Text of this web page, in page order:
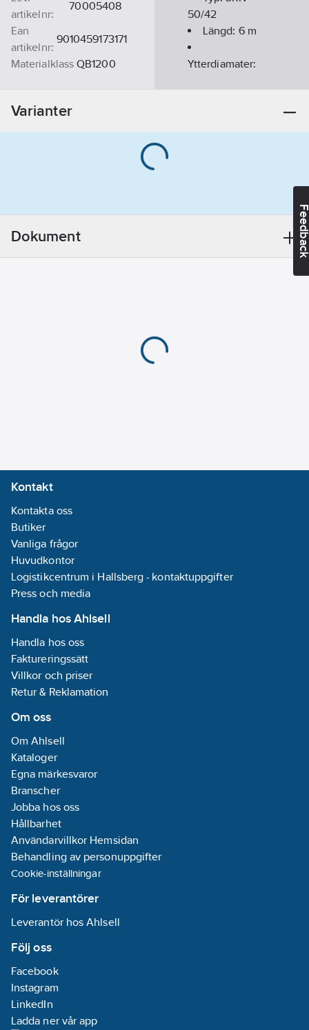
artikelnr:
70005408
Ean
artikelnr:
9010459173171
Materialklass QB1200
50/42
Längd: 6m
Ytterdiamater:
42mm
Modell/Utförande:
räfflad, insida
Varianter
Dokument
Kontakt
Kontakta oss
Butiker
Vanliga frågor
Huvudkontor
Logistikcentrum i Hallsberg - kontaktuppgifter
Press och media
Handla hos Ahlsell
Handla hos oss
Faktureringssätt
Villkor och priser
Retur & Reklamation
Om oss
Om Ahlsell
Kataloger
Egna märkesvaror
Branscher
Jobba hos oss
Hållbarhet
Användarvillkor Hemsidan
Behandling av personuppgifter
Cookie-inställningar
För leverantörer
Leverantör hos Ahlsell
Följ oss
Facebook
Instagram
LinkedIn
Ladda ner vår app